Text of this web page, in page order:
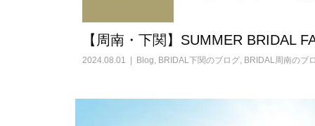
【周南・下関】SUMMER BRIDAL
2024.08.01 Blog, BRIDAL下関のブログ, BRIDAL周南のブ